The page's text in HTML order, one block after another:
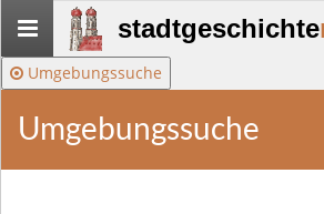
Stadtgeschichte-
München
stadtgeschichte
Umgebungssuche
Umgebungssuche